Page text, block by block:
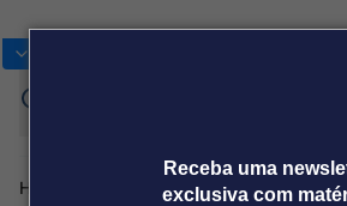
Receba uma
exclusiva com
Home Produtos e soluçõesNotíciasBlog